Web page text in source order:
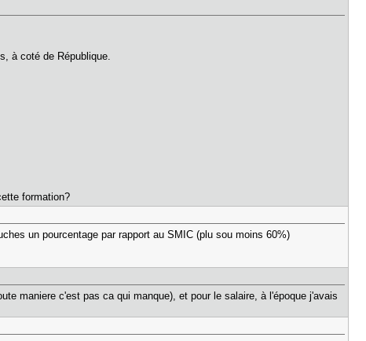
à coté de République.
formation?
un pourcentage par rapport au SMIC (plu sou moins 60%)
maniere c'est pas ca qui manque), et pour le salaire, à l'époque j'avais